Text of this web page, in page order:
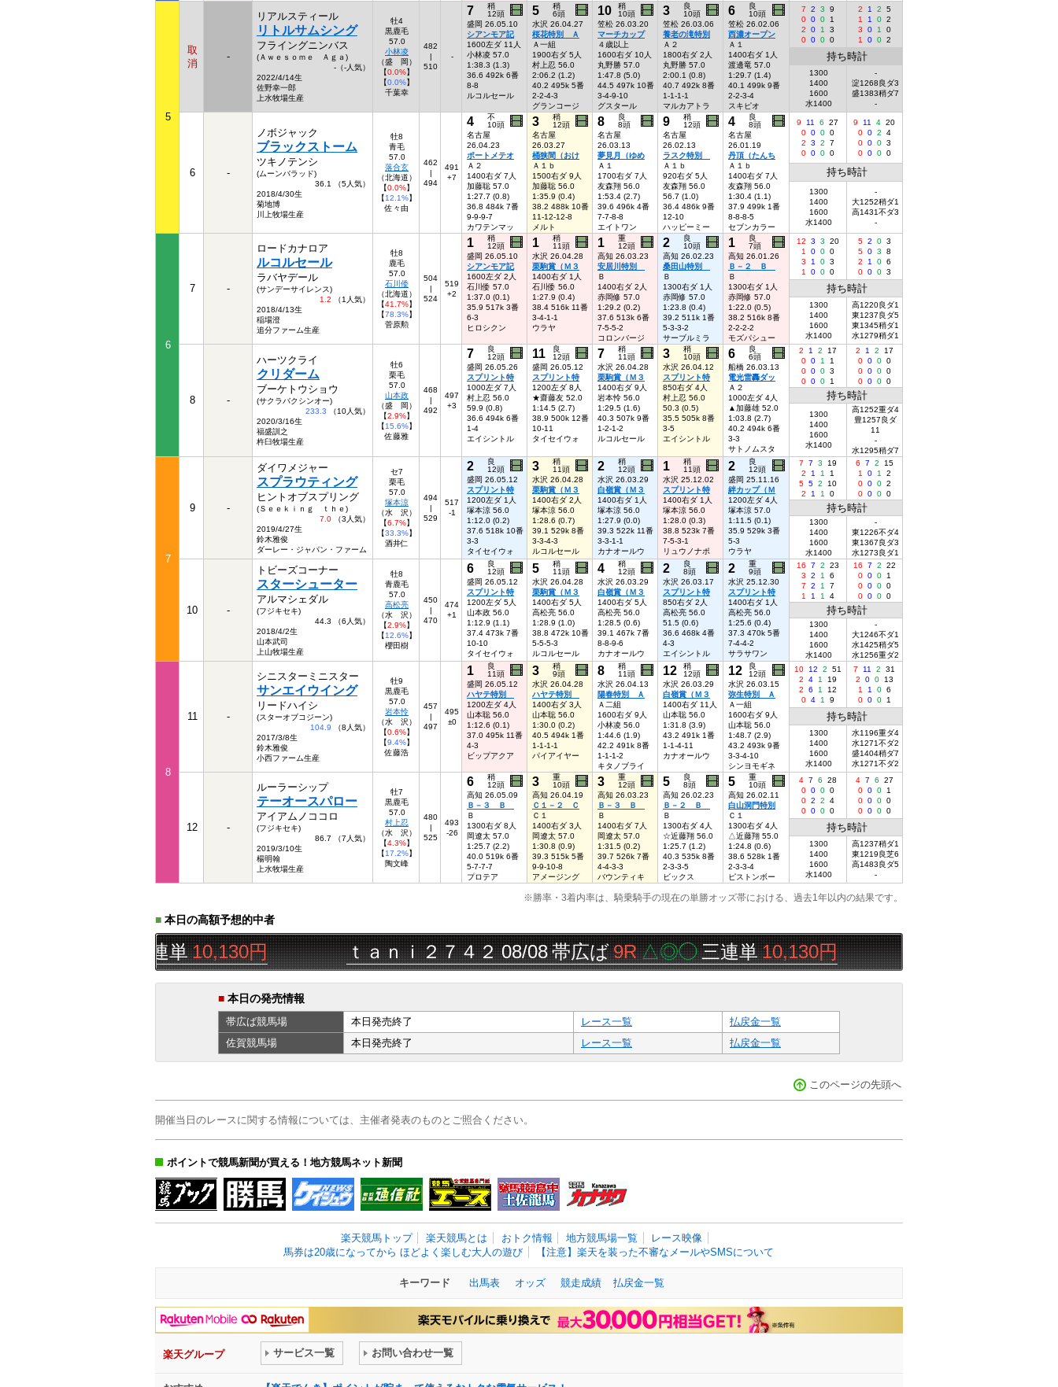
5
取
消
-
リアルスティール
リトルサムシング
フライングニンバス
(Ａｗｅｓｏｍｅ Ａｇａ)
-（-人気）
2022/4/14生
佐野幸一郎
上水牧場生産
牡4
黒鹿毛
57.0
小林凌
（盛 岡）
【0.0%】
【0.0%】
千葉幸
482
|
510
-
7
稍
12頭
盛岡 26.05.10
シアンモア記
1600左ダ 11人
小林凌 57.0
1:38.3 (1.3)
36.6 492k 6番
8-8
ルコルセール
5
稍
6頭
水沢 26.04.27
桜花特別 Ａ
Ａ一組
1900右ダ 5人
村上忍 56.0
2:06.2 (1.2)
40.2 495k 5番
2-2-4-3
グランコージ
10
稍
10頭
笠松 26.03.20
マーチカップ
４歳以上
1600右ダ 10人
丸野勝 57.0
1:47.8 (5.0)
44.5 497k 10番
3-4-9-10
グスタール
3
良
10頭
笠松 26.03.06
養老の滝特別
Ａ２
1800右ダ 2人
丸野勝 57.0
2:00.1 (0.8)
40.7 492k 8番
1-1-1-1
マルカアトラ
6
良
10頭
笠松 26.02.06
西濃オープン
Ａ１
1400右ダ 1人
渡邊竜 57.0
1:29.7 (1.4)
40.1 499k 9番
2-2-3-4
スキピオ
7 2 3
9
0 0 0
1
2
0 1
3
0 0 0 0
2 1 2
5
1
1 0 2
3
0 1
0
1
0 0 2
持ち時計
1300
1400
1600
水1400
-
淀1268良ダ3
盛1383稍ダ7
-
6 -
ノボジャック
ブラックストーム
ツキノテンシ
(ムーンバラッド)
36.1 （5人気）
2018/4/30生
菊地博
川上牧場生産
牡8
青毛
57.0
落合玄
（北海道）
【0.0%】
【12.1%】
佐々由
462
|
494
491
+7
4
不
10頭
名古屋
26.04.23
ポートメテオ
Ａ２
1400右ダ 7人
加藤聡 57.0
1:27.7 (0.8)
36.8 484k 7番
9-9-9-7
カワテンマッ
3
稍
12頭
名古屋
26.03.27
桶狭間（おけ
Ａ１ｂ
1500右ダ 9人
加藤聡 56.0
1:35.9 (0.4)
38.2 488k 10番
11-12-12-8
メルト
8
良
8頭
名古屋
26.03.13
夢見月（ゆめ
Ａ１
1700右ダ 7人
友森翔 56.0
1:53.4 (2.7)
39.6 496k 4番
7-7-8-8
エイトワン
9
稍
12頭
名古屋
26.02.13
ラスク特別
Ａ１ｂ
920右ダ 5人
友森翔 56.0
56.7 (1.0)
36.4 486k 9番
12-10
ハッピーミー
4
良
8頭
名古屋
26.01.19
丹頂（たんち
Ａ１ｂ
1400右ダ 7人
友森翔 56.0
1:30.4 (1.1)
37.9 499k 1番
8-8-8-5
セブンカラー
9 11 6
27
0 0 0 0
2
3 2
7
0 0 0 0
9 11 4 20
0 0 2
4
0 0 0 3
0 0 0 0
持ち時計
1300
1400
1600
水1400
-
大1252稍ダ1
高1431不ダ3
-
6
7 -
ロードカナロア
ルコルセール
ラバヤデール
(サンデーサイレンス)
1.2 （1人気）
2018/4/13生
稲場澄
追分ファーム生産
牡8
鹿毛
57.0
石川倭
（北海道）
【41.7%】
【78.3%】
菅原勲
504
|
524
519
+2
1
稍
12頭
盛岡 26.05.10
シアンモア記
1600左ダ 2人
石川倭 57.0
1:37.0 (0.1)
35.9 517k 3番
6-3
ヒロシクン
1
稍
11頭
水沢 26.04.28
栗駒賞（Ｍ３
1400右ダ 1人
石川倭 56.0
1:27.9 (0.4)
38.4 516k 11番
3-4-1-1
ウラヤ
1
重
12頭
高知 26.03.23
安居川特別
Ｂ
1400右ダ 2人
赤岡修 57.0
1:29.2 (0.2)
37.6 513k 6番
7-5-5-2
コロンバージ
2
良
10頭
高知 26.02.23
桑田山特別
Ｂ
1300右ダ 1人
赤岡修 57.0
1:23.8 (0.4)
39.2 511k 1番
5-3-3-2
サーブルミラ
1
良
7頭
高知 26.01.26
Ｂ－２ Ｂ
Ｂ
1300右ダ 1人
赤岡修 57.0
1:22.0 (0.5)
38.2 516k 8番
2-2-2-2
モズパシュー
12 3 3
20
1
0 0 0
3
1 0 3
1
0 0 0
5 2 0 3
5 0 3
8
2
1 0 6
0 0 0 3
持ち時計
1300
1400
1600
水1400
高1220良ダ1
東1237良ダ5
東1345稍ダ1
水1279稍ダ1
8 -
ハーツクライ
クリダーム
ブーケトウショウ
(サクラバクシンオー)
233.3 （10人気）
2020/3/16生
福盛訓之
杵臼牧場生産
牡6
栗毛
57.0
山本政
（盛 岡）
【2.9%】
【15.6%】
佐藤雅
468
|
492
497
+3
7
良
12頭
盛岡 26.05.26
スプリント特
1000左ダ 7人
村上忍 56.0
59.9 (0.8)
36.6 494k 6番
1-4
エイシントル
11
良
12頭
盛岡 26.05.12
スプリント特
1200左ダ 8人
★齋藤友 52.0
1:14.5 (2.7)
38.9 500k 12番
10-11
タイセイウォ
7
稍
11頭
水沢 26.04.28
栗駒賞（Ｍ３
1400右ダ 9人
岩本怜 56.0
1:29.5 (1.6)
40.3 507k 9番
1-2-1-2
ルコルセール
3
稍
10頭
水沢 26.04.12
スプリント特
850右ダ 4人
村上忍 56.0
50.3 (0.5)
35.5 505k 8番
3-5
エイシントル
6
良
6頭
船橋 26.03.13
電光雷轟ダッ
Ａ２
1000左ダ 4人
▲加藤雄 52.0
1:03.8 (2.7)
40.2 494k 6番
3-3
サトノムスタ
2 1 2
17
0 0 1
1
0 0 0 3
0 0 0 1
2 1 2
17
0 0 0 0
0 0 0 0
0 0 0 0
持ち時計
1300
1400
1600
水1400
高1252重ダ4
豊1257良ダ
11
-
水1295稍ダ7
7
9 -
ダイワメジャー
スプラウティング
ヒントオブスプリング
(Ｓｅｅｋｉｎｇ ｔｈｅ)
7.0 （3人気）
2019/4/27生
鈴木雅俊
ダーレー・ジャパン・ファーム
セ7
栗毛
57.0
塚本涼
（水 沢）
【6.7%】
【33.3%】
酒井仁
494
|
529
517
-1
2
良
12頭
盛岡 26.05.12
スプリント特
1200左ダ 1人
塚本涼 56.0
1:12.0 (0.2)
37.6 518k 10番
3-3
タイセイウォ
3
稍
11頭
水沢 26.04.28
栗駒賞（Ｍ３
1400右ダ 2人
塚本涼 56.0
1:28.6 (0.7)
39.1 529k 8番
3-3-4-3
ルコルセール
2
稍
12頭
水沢 26.03.29
白嶺賞（Ｍ３
1400右ダ 1人
塚本涼 56.0
1:27.9 (0.0)
39.3 522k 11番
3-3-1-1
カナオールウ
1
稍
11頭
水沢 25.12.02
スプリント特
1400右ダ 1人
塚本涼 56.0
1:28.0 (0.3)
38.8 523k 7番
7-5-3-1
リュウノナポ
2
良
12頭
盛岡 25.11.16
絆カップ（Ｍ
1200左ダ 4人
塚本涼 57.0
1:11.5 (0.1)
35.9 529k 3番
5-3
ウラヤ
7 7 3
19
2
1 1
1
5 5 2
10
2
1 1 0
6 7 2
15
1
0 1
2
0 0 0 2
0 0 0 0
持ち時計
1300
1400
1600
水1400
-
東1226不ダ4
東1367良ダ3
水1273良ダ1
10 -
トビーズコーナー
スターシューター
アルマシェダル
(フジキセキ)
44.3 （6人気）
2018/4/2生
山本武司
上山牧場生産
牡8
青鹿毛
57.0
高松亮
（水 沢）
【2.9%】
【12.6%】
櫻田樹
450
|
470
474
+1
6
良
12頭
盛岡 26.05.12
スプリント特
1200左ダ 5人
山本政 56.0
1:12.9 (1.1)
37.4 473k 7番
10-10
タイセイウォ
5
稍
11頭
水沢 26.04.28
栗駒賞（Ｍ３
1400右ダ 5人
高松亮 56.0
1:28.9 (1.0)
38.8 472k 10番
5-5-5-3
ルコルセール
4
稍
12頭
水沢 26.03.29
白嶺賞（Ｍ３
1400右ダ 5人
高松亮 56.0
1:28.5 (0.6)
39.1 467k 7番
8-8-9-6
カナオールウ
2
良
8頭
水沢 26.03.17
スプリント特
850右ダ 2人
高松亮 56.0
51.5 (0.6)
36.6 468k 4番
4-3
エイシントル
2
重
9頭
水沢 25.12.30
スプリント特
1400右ダ 1人
高松亮 56.0
1:25.6 (0.4)
37.3 470k 5番
7-4-4-2
サラサワン
16 7 2
23
3
2 1
6
7
2 1
7
1
1 1 4
16 7 2
22
0 0 0
1
0 0 0 0
0 0 0 0
持ち時計
1300
1400
1600
水1400
-
大1246不ダ1
水1425稍ダ5
水1256重ダ2
8
11 -
シニスターミニスター
サンエイウイング
リードハイシ
(スターオブコジーン)
104.9 （8人気）
2017/3/8生
鈴木雅俊
小西ファーム生産
牡9
黒鹿毛
57.0
岩本怜
（水 沢）
【0.6%】
【9.4%】
佐藤浩
457
|
497
495
±0
1
良
11頭
盛岡 26.05.12
ハヤテ特別
1200左ダ 4人
山本聡 56.0
1:12.6 (0.1)
37.0 495k 11番
4-3
ビップアクア
3
稍
9頭
水沢 26.04.28
ハヤテ特別
1400右ダ 3人
山本聡 56.0
1:30.0 (0.2)
40.5 494k 1番
1-1-1-1
パイアイヤー
8
稍
11頭
水沢 26.04.13
陽春特別 Ａ
Ａ二組
1600右ダ 9人
小林凌 56.0
1:44.6 (1.9)
42.2 491k 8番
1-1-1-2
キタノブライ
12
稍
12頭
水沢 26.03.29
白嶺賞（Ｍ３
1400右ダ 11人
山本聡 56.0
1:31.8 (3.9)
43.2 491k 1番
1-1-4-11
カナオールウ
12
良
12頭
水沢 26.03.15
弥生特別 Ａ
Ａ一組
1600右ダ 9人
山本聡 56.0
1:48.7 (2.9)
43.2 493k 9番
3-3-4-10
シンヨモギネ
10 12 2
51
2
4 1
19
2
6 1
12
0 4 1 9
7 11 2
31
2
0 0
13
1
1 0 6
0 0 0 1
持ち時計
1300
1400
1600
水1400
水1196重ダ4
水1271不ダ2
盛1404稍ダ7
水1271不ダ2
12 -
ルーラーシップ
テーオースパロー
アイアムノココロ
(フジキセキ)
86.7 （7人気）
2019/3/10生
楊明翰
上水牧場生産
牡7
黒鹿毛
57.0
村上忍
（水 沢）
【4.3%】
【17.2%】
陶文峰
480
|
525
493
-26
6
稍
12頭
高知 26.05.09
Ｂ－３ Ｂ
Ｂ
1300右ダ 8人
岡遼太 57.0
1:25.7 (2.2)
40.0 519k 6番
5-7-7-7
プロテア
3
重
10頭
高知 26.04.19
Ｃ１－２ Ｃ
Ｃ１
1400右ダ 3人
岡遼太 57.0
1:30.8 (0.9)
39.3 515k 5番
9-9-10-8
アメージング
3
重
12頭
高知 26.03.23
Ｂ－３ Ｂ
Ｂ
1400右ダ 7人
岡遼太 57.0
1:31.5 (0.2)
39.7 526k 7番
4-4-3-3
バウンティキ
5
良
8頭
高知 26.02.23
Ｂ－２ Ｂ
Ｂ
1300右ダ 4人
☆近藤翔 56.0
1:25.7 (1.2)
40.3 535k 8番
2-3-3-5
ビックス
5
重
10頭
高知 26.02.11
白山洞門特別
Ｃ１
1300右ダ 4人
△近藤翔 55.0
1:24.8 (0.6)
38.6 528k 1番
2-3-3-4
ピストンボー
4 7 6
28
0 0 0 0
0 2 2
4
0 0 0 0
4 7 6
27
0 0 0
1
0 0 0 0
0 0 0 0
持ち時計
1300
1400
1600
水1400
高1237稍ダ1
東1219良芝6
高1483良ダ5
-
※勝率・3着内率は、騎乗騎手の現在の単勝オッズ帯における、過去1年以内の結果です。
■ 本日の高額予想的中者
10,130円 ｔａｎｉ２７４２ 08/08 帯広ば9R△◎◯ 三連単10,130円 当たらんよ
■ 本日の発売情報
帯広ば競馬場 本日発売終了 レース一覧
払戻金一覧
佐賀競馬場 本日発売終了 レース一覧 払戻金一覧
このページの先頭へ
開催当日のレースに関する情報については、主催者発表のものとご照合ください。
ポイントで競馬新聞が買える！地方競馬ネット新聞
楽天競馬トップ 楽天競馬とは おトク情報 地方競馬場一覧
レース映像
馬券は20歳になってから ほどよく楽しむ大人の遊び
【注意】楽天を装った不審なメールやSMSについて
キーワード 出馬表 オッズ 競走成績 払戻金一覧
楽天グループ サービス一覧 お問い合わせ一覧